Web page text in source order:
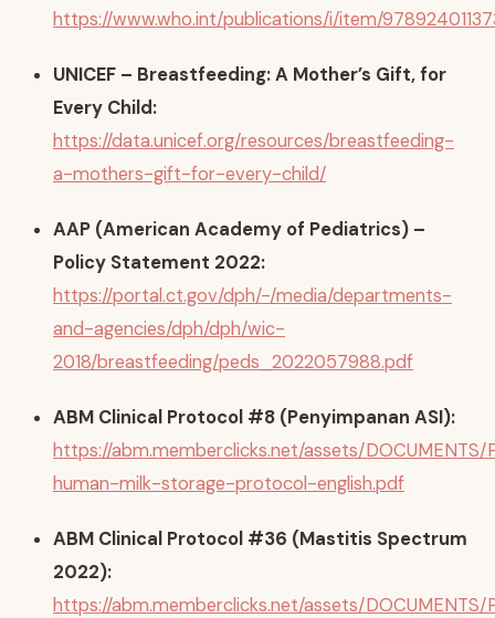
https://www.who.int/publications/i/item/
UNICEF – Breastfeeding: A Mother’s Gift, for
Every Child:
https://data.unicef.org/resources/breastfeeding-
a-mothers-gift-for-every-child/
AAP (American Academy of Pediatrics) –
Policy Statement 2022:
https://portal.ct.gov/dph/-/media/departments-
and-agencies/dph/dph/wic-
2018/breastfeeding/peds_2022057988.pdf
ABM Clinical Protocol #8 (Penyimpanan ASI):
https://abm.memberclicks.net/assets/DOCUMENTS/
human-milk-storage-protocol-english.pdf
ABM Clinical Protocol #36 (Mastitis Spectrum
2022):
https://abm.memberclicks.net/assets/DOCUMENTS/